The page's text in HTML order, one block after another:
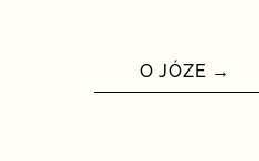
O JÓZE →